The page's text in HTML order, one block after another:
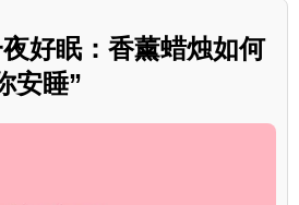
好眠：香薰蜡烛如何
安睡”